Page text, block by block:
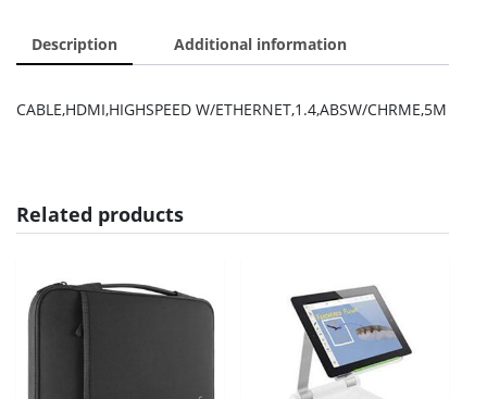
Description Additional information
CABLE,HDMI,HIGHSPEED W/ETHERNET,1.4,ABSW/CHRME,5M
Related products